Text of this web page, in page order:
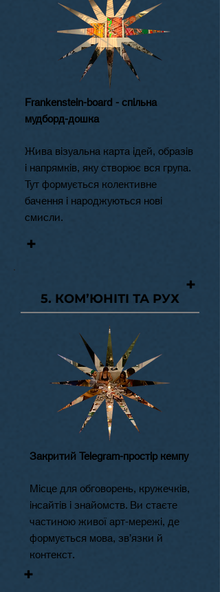
Frankenstein-board - спільна
мудборд-дошка
Жива візуальна карта ідей, образів
і напрямків, яку створює вся група.
Тут формується колективне
бачення і народжуються нові
смисли.
+
5. КОМ’ЮНІТІ ТА РУХ
+
Закритий Telegram-простір кемпу
Місце для обговорень, кружечків,
інсайтів і знайомств. Ви стаєте
частиною живої арт-мережі, де
формується мова, зв’язки й
контекст.
+